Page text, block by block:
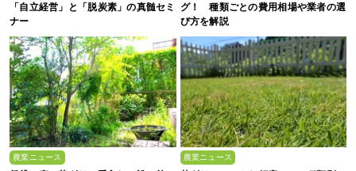
「自立経営」と「脱炭素」の真髄セミ
ナー
グ！ 種類ごとの費用相場や業者の選
び方を解説
農業ニュース 農業ニュース